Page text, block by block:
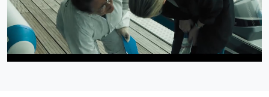
Son
activé
Chargé:
26.80%
quality